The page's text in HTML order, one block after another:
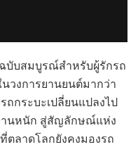
บับสมบูรณ์สำหรับผู้รักรถ
วงการยานยนต์มากว่า
กระบะเปลี่ยนแปลงไป
านหนัก สู่สัญลักษณ์แห่ง
ตลาดโลกยังคงมองรถ